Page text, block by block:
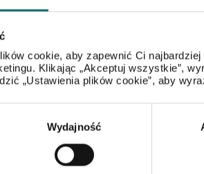
cookie, aby zapewnić Ci
Klikając „Akceptuj wszystkie”,
„Ustawienia plików cookie”, aby
Wydajność
Lokale Obiekty Magazyny